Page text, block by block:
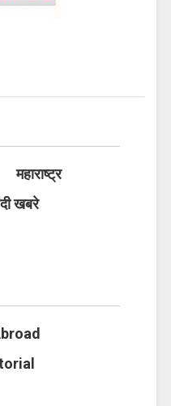
महाराष्ट्र
खबरे